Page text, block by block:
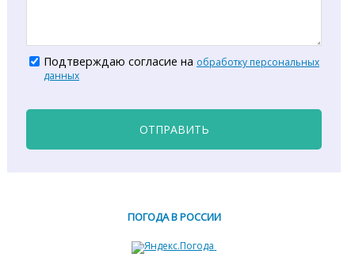
Подтверждаю согласие на обработку персональных
данных
ОТПРАВИТЬ
ПОГОДА В РОССИИ